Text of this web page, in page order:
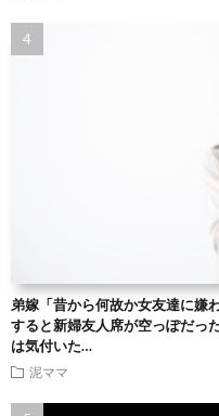
弟嫁「昔から何故か女友達に嫌
すると新婦友人席が空っぽだっ
は気付いた…
泥ママ